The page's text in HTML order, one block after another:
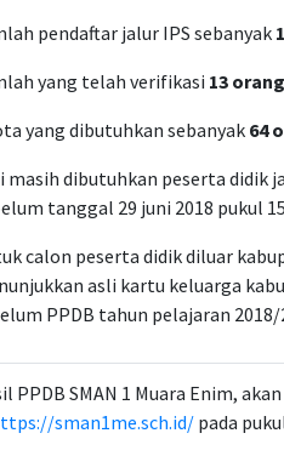
pendaftar jalur IPS sebanyak
yang telah verifikasi 13 orang
yang dibutuhkan sebanyak 64
masih dibutuhkan peserta didik
tanggal 29 juni 2018 pukul
calon peserta didik diluar
asli kartu keluarga
PPDB tahun pelajaran 2018/
PPDB SMAN 1 Muara Enim,
sman1me.sch.id/pada